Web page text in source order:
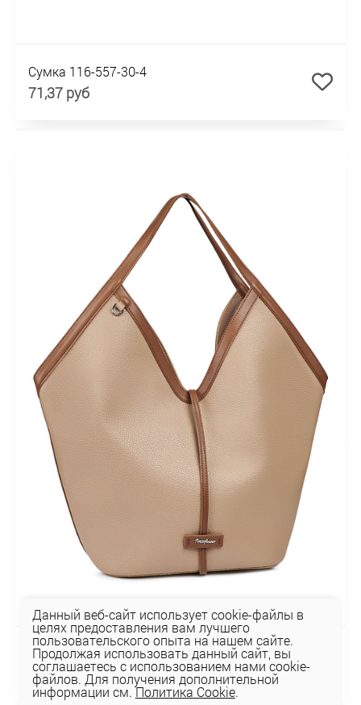
Сумка 116-557-30-4
71,37 руб
Сумка 116-151-39-4
156,16 руб
Данный веб-сайт использует cookie-файлы в
целях предоставления вам лучшего
пользовательского опыта на нашем сайте.
Продолжая использовать данный сайт, вы
соглашаетесь с использованием нами cookie-
файлов. Для получения дополнительной
информации см.Политика Cookie.